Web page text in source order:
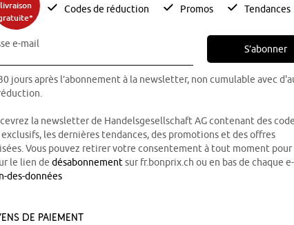
livraison
Codes de réduction Promos Tendances
e-mail S’abonner
jours après l’abonnement à la newsletter, non cumulable avec
la newsletter de Handelsgesellschaft AG contenant des
les dernières tendances, des promotions et des offres
Vous pouvez retirer votre consentement à tout moment pour
le lien de désabonnementsur fr.bonprix.ch ou en bas de chaque
des-données
de Paiement